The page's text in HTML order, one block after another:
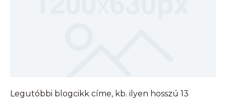
Legutóbbi blogcikk címe, kb. ilyen hosszú 13